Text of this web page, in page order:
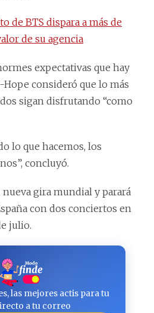
de BTS dispara a más de
de su agencia
expectativas que hay
Hope consideró que lo más
sigan disfrutando “como
lo que hacemos, los
concluyó.
gira mundial y parará
con dos conciertos en
julio.
las mejores actis para tu
a tu correo